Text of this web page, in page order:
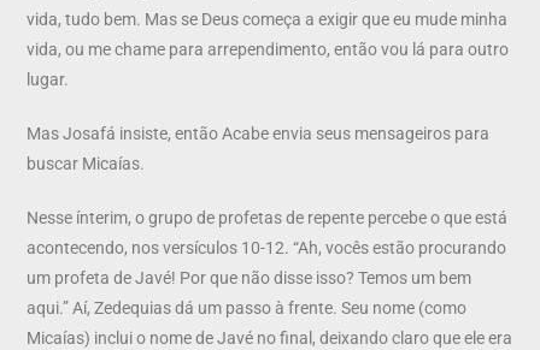
vida, tudo bem. Mas se Deus começa a exigir que eu mude minha
vida, ou me chame para arrependimento, então vou lá para outro
lugar.
Mas Josafá insiste, então Acabe envia seus mensageiros para
buscar Micaías.
Nesse ínterim, o grupo de profetas de repente percebe o que está
acontecendo, nos versículos 10-12. “Ah, vocês estão procurando
um profeta de Javé! Por que não disse isso? Temos um bem
aqui.” Aí, Zedequias dá um passo à frente. Seu nome (como
Micaías) inclui o nome de Javé no final, deixando claro que ele era